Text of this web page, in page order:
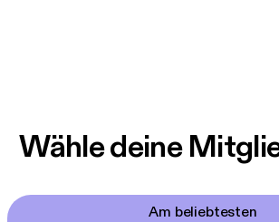
Wähle deine
Am beliebtesten